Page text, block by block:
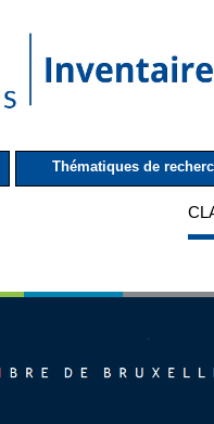
Thématiques de